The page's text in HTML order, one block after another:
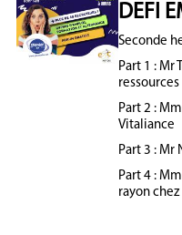
DEFI
Seconde
Part 1 : Mr
Part 2 :
Vitaliance
Part 3 : Mr
Part 4 :
rayon